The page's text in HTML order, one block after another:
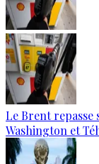
Le Brent repasse
Washington et